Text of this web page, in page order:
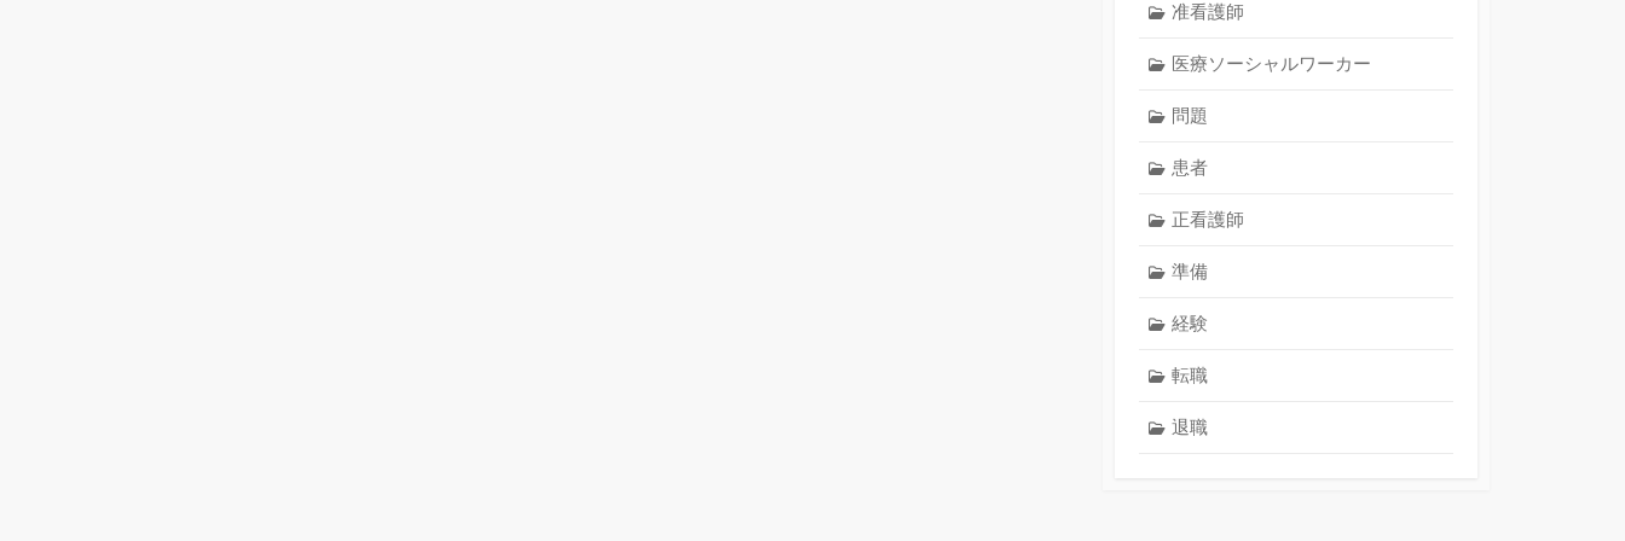
准看護師
医療ソーシャルワーカー
問題
患者
正看護師
準備
経験
転職
退職